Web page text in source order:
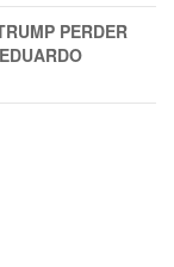
PERDER